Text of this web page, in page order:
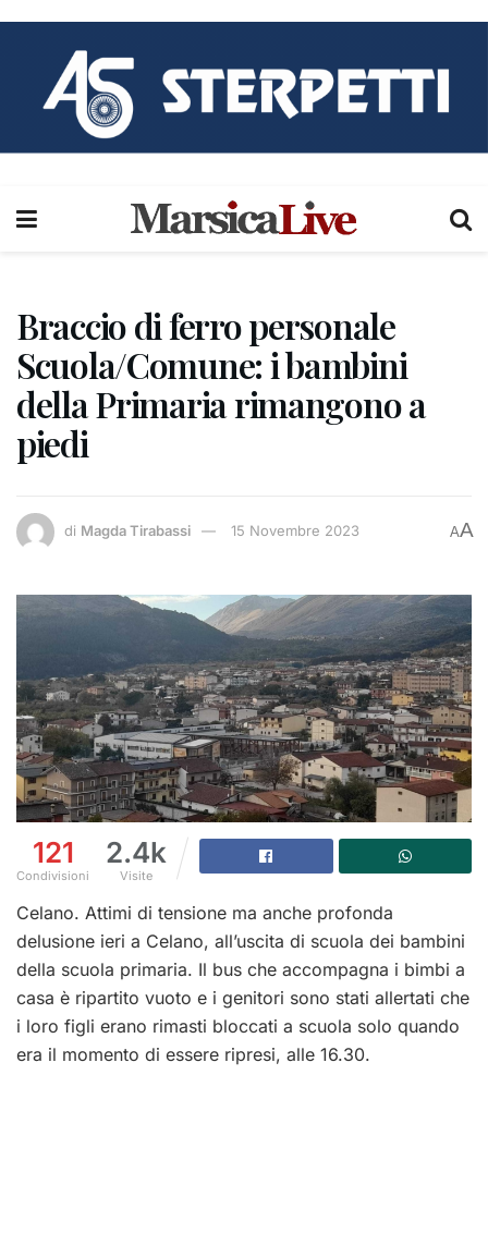
Braccio di ferro personale
Scuola/Comune: i bambini
della Primaria rimangono a
piedi
di Magda Tirabassi 15 Novembre 2023 AA
121
Condivisioni
2.4k
Visite
Celano. Attimi di tensione ma anche profonda
delusione ieri a Celano, all’uscita di scuola dei bambini
della scuola primaria. Il bus che accompagna i bimbi a
casa è ripartito vuoto e i genitori sono stati allertati che
i loro figli erano rimasti bloccati a scuola solo quando
era il momento di essere ripresi, alle 16.30.